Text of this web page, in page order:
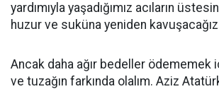
yardımıyla yaşadığımız acıların
huzur ve suküna yeniden
Ancak daha ağır bedeller ödememek
ve tuzağın farkında olalım. Aziz